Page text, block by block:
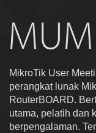
MUM
MikroTik User
perangkat lunak
RouterBOARD.
utama, pelatih dan
berpengalaman.